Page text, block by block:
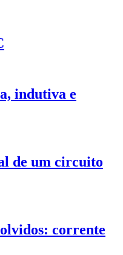
indutiva e
de um circuito
corrente